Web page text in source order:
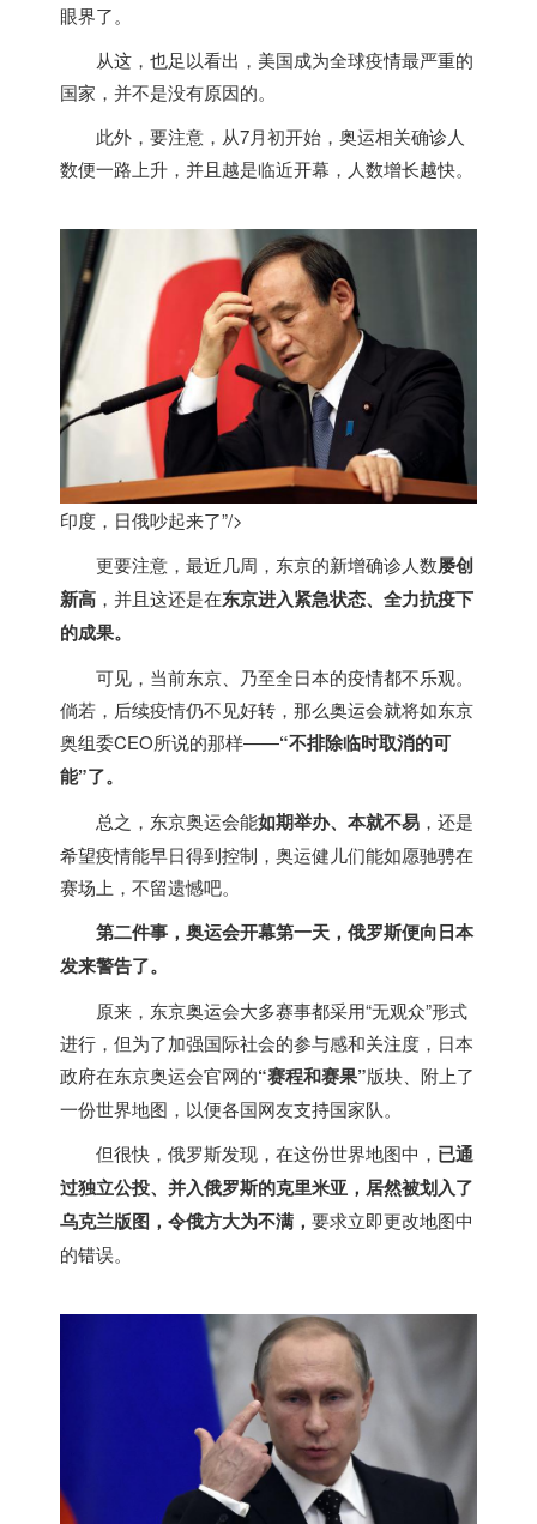
眼界了。
从这，也足以看出，美国成为全球疫情最严重的
国家，并不是没有原因的。
此外，要注意，从7月初开始，奥运相关确诊人
数便一路上升，并且越是临近开幕，人数增长越快。
印度，日俄吵起来了”/>
更要注意，最近几周，东京的新增确诊人数屡创
新高 ，并且这还是在东京进入紧急状态、全力抗疫下
的成果。
可见，当前东京、乃至全日本的疫情都不乐观。
倘若，后续疫情仍不见好转，那么奥运会就将如东京
奥组委CEO所说的那样——“不排除临时取消的可
能”了。
总之，东京奥运会能如期举办、本就不易 ，还是
希望疫情能早日得到控制，奥运健儿们能如愿驰骋在
赛场上，不留遗憾吧。
第二件事，奥运会开幕第一天，俄罗斯便向日本
发来警告了。
原来，东京奥运会大多赛事都采用“无观众”形式
进行，但为了加强国际社会的参与感和关注度，日本
政府在东京奥运会官网的“赛程和赛果”版块、附上了
一份世界地图，以便各国网友支持国家队。
但很快，俄罗斯发现，在这份世界地图中， 已通
过独立公投、并入俄罗斯的克里米亚，居然被划入了
乌克兰版图，令俄方大为不满， 要求立即更改地图中
的错误。